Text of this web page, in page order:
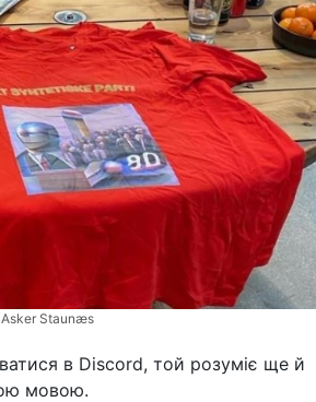
Asker Staunæs
в Discord, той розуміє ще й
мовою.